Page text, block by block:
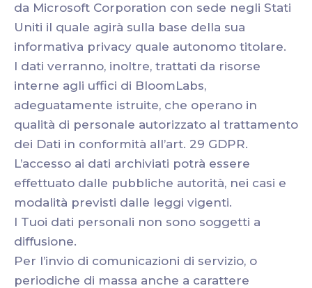
da Microsoft Corporation con sede negli Stati
Uniti il quale agirà sulla base della sua
informativa privacy quale autonomo titolare.
I dati verranno, inoltre, trattati da risorse
interne agli uffici di BloomLabs,
adeguatamente istruite, che operano in
qualità di personale autorizzato al trattamento
dei Dati in conformità all’art. 29 GDPR.
L’accesso ai dati archiviati potrà essere
effettuato dalle pubbliche autorità, nei casi e
modalità previsti dalle leggi vigenti.
I Tuoi dati personali non sono soggetti a
diffusione.
Per l’invio di comunicazioni di servizio, o
periodiche di massa anche a carattere